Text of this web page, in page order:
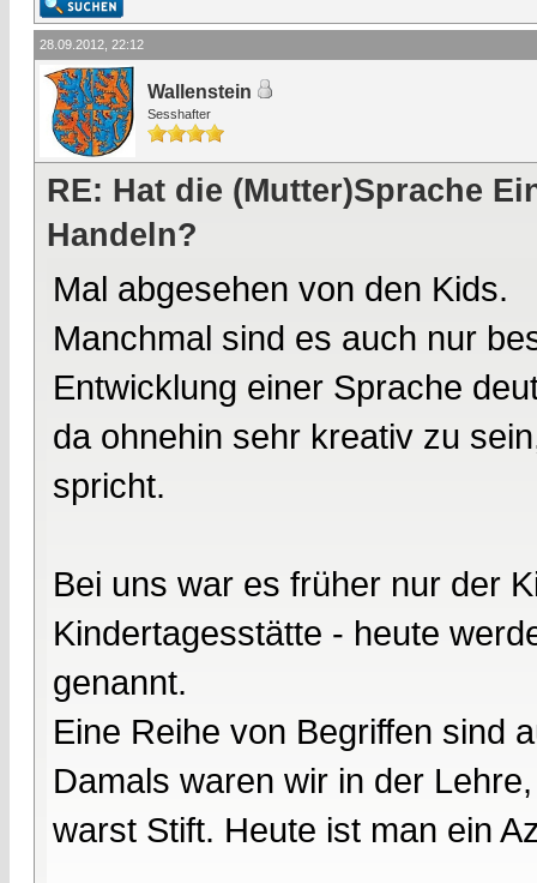
28.09.2012, 22:12
Wallenstein
Sesshafter
RE: Hat die (Mutter)Sprache
Handeln?
Mal abgesehen von den Kids.
Manchmal sind es auch nur
Entwicklung einer Sprache
da ohnehin sehr kreativ zu
spricht.
Bei uns war es früher nur der
Kindertagesstätte - heute
genannt.
Eine Reihe von Begriffen sind
Damals waren wir in der
warst Stift. Heute ist man ein